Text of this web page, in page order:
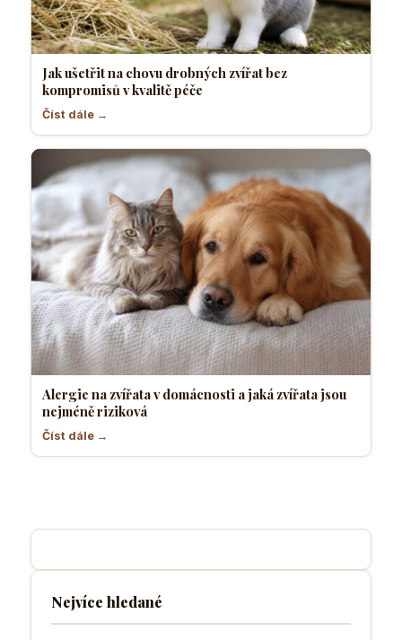
Jak ušetřit na chovu drobných zvířat bez
kompromisů v kvalitě péče
Číst dále →
Alergie na zvířata v domácnosti a jaká zvířata jsou
nejméně riziková
Číst dále →
Nejvíce hledané